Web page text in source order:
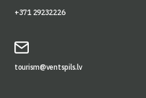
+371 29232226
tourism@ventspils.lv